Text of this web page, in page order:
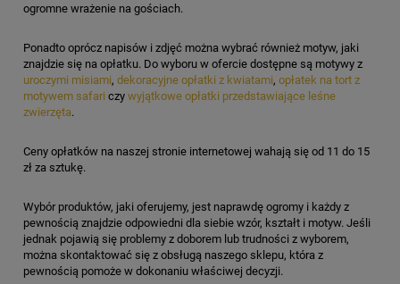
ogromne wrażenie na gościach.
Ponadto oprócz napisów i zdjęć można wybrać również motyw, jaki
znajdzie się na opłatku. Do wyboru w ofercie dostępne są motywy z
uroczymi misiami, dekoracyjne opłatki z kwiatami, opłatek na tort z
motywem safari czy wyjątkowe opłatki przedstawiające leśne
zwierzęta.
Ceny opłatków na naszej stronie internetowej wahają się od 11 do 15
zł za sztukę.
Wybór produktów, jaki oferujemy, jest naprawdę ogromy i każdy z
pewnością znajdzie odpowiedni dla siebie wzór, kształt i motyw. Jeśli
jednak pojawią się problemy z doborem lub trudności z wyborem,
można skontaktować się z obsługą naszego sklepu, która z
pewnością pomoże w dokonaniu właściwej decyzji.